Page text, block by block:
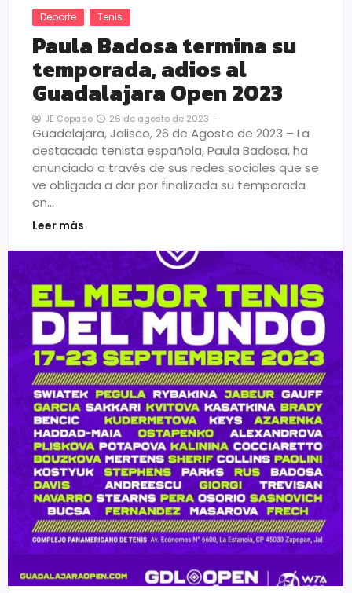
Deporte Tenis
Paula Badosa termina su
temporada, adios al
Guadalajara Open 2023
JE Copado 26 de agosto de 2023 -
Guadalajara, Jalisco, 26 de Agosto de 2023 – La
destacada tenista española, Paula Badosa, ha
anunciado a través de sus redes sociales que se
ve obligada a dar por finalizada su temporada
en…
Leer más